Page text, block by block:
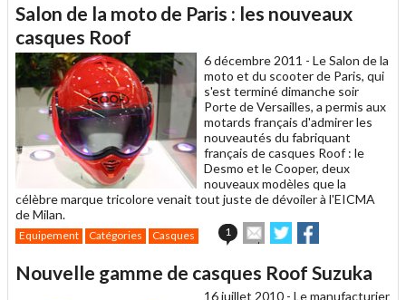
à
Salon de la moto de Paris : les nouveaux
casques Roof
6 décembre 2011 - Le Salon de la
moto et du scooter de Paris, qui
s'est terminé dimanche soir
Porte de Versailles, a permis aux
motards français d'admirer les
nouveautés du fabriquant
français de casques Roof : le
Desmo et le Cooper, deux
nouveaux modèles que la
célèbre marque tricolore venait tout juste de dévoiler à l'EICMA
de Milan.
Equipement Catégories Casques 1
Envoyer
cet
à
un
Partager
sur sur
Nouvelle gamme de casques Roof Suzuka
16 juillet 2010 - Le manufacturier